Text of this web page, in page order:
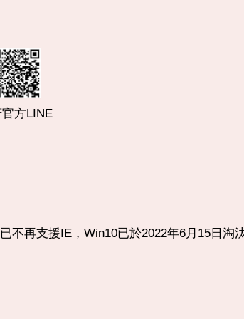
方LINE
再支援IE，Win10已於2022年6月15日淘